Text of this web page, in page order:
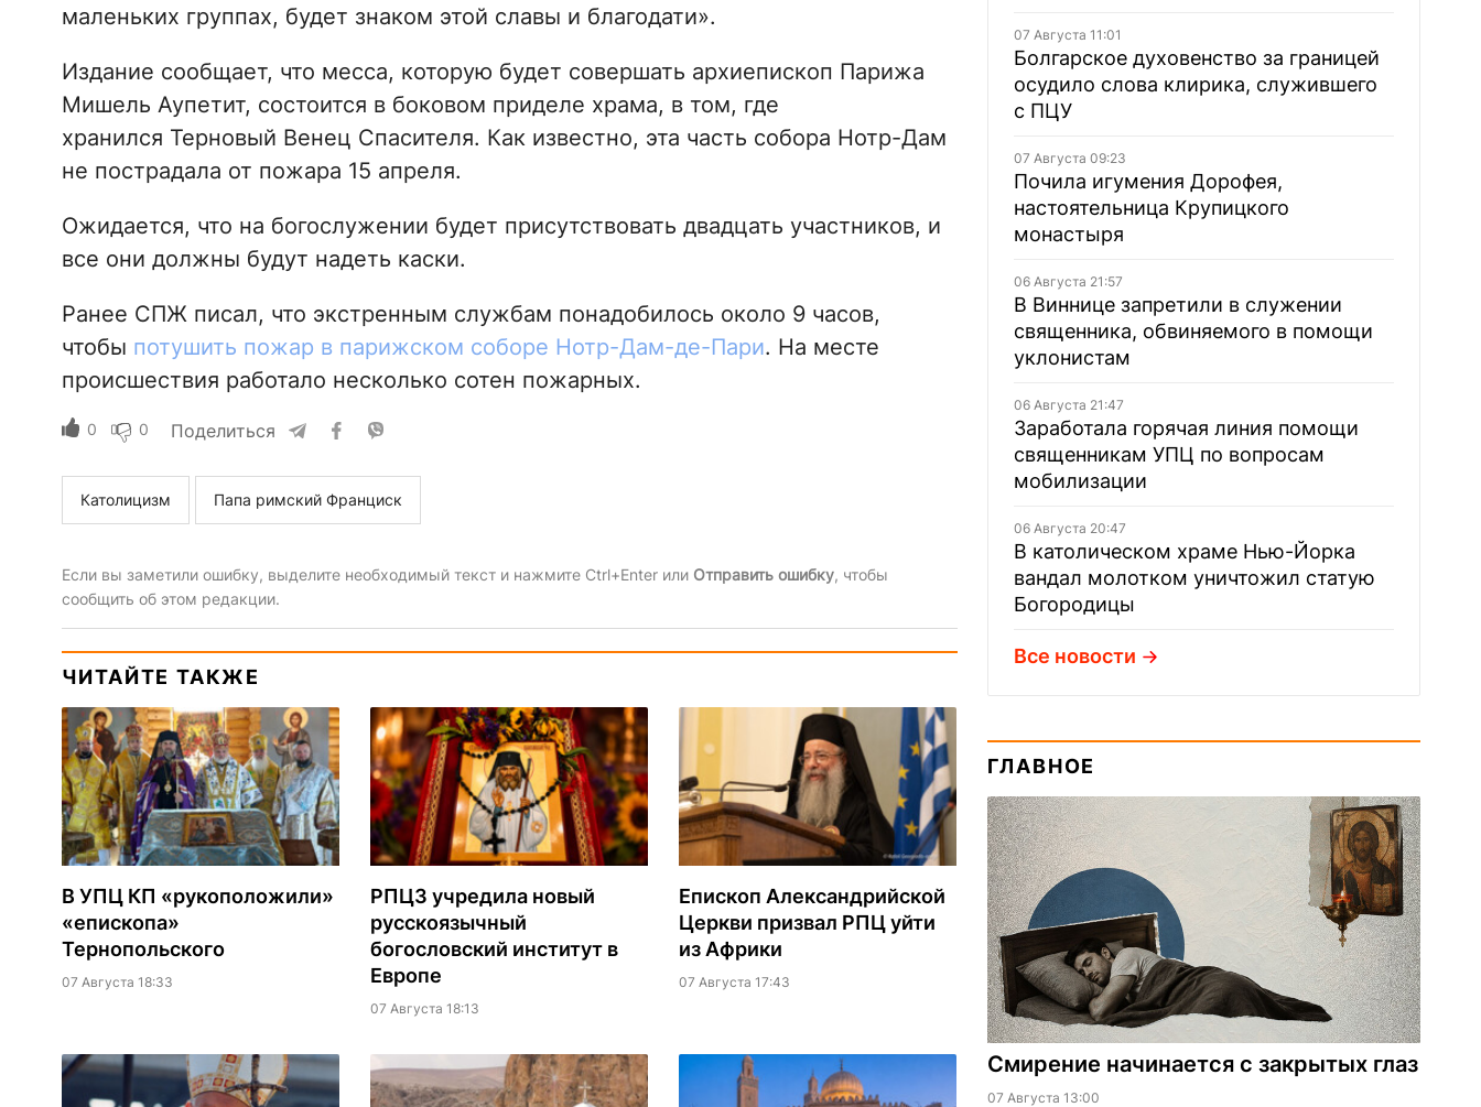
маленьких группах, будет знаком этой славы и благодати».
Издание сообщает, что месса, которую будет совершать архиепископ Парижа
Мишель Аупетит, состоится в боковом приделе храма, в том, где
хранился Терновый Венец Спасителя. Как известно, эта часть собора Нотр-Дам
не пострадала от пожара 15 апреля.
Ожидается, что на богослужении будет присутствовать двадцать участников, и
все они должны будут надеть каски.
Ранее СПЖ писал, что экстренным службам понадобилось около 9 часов,
чтобы потушить пожар в парижском соборе Нотр-Дам-де-Пари. На месте
происшествия работало несколько сотен пожарных.
0 0 Поделиться
Католицизм Папа римский Франциск
Если вы заметили ошибку, выделите необходимый текст и нажмите Ctrl+Enter или Отправить ошибку, чтобы
сообщить об этом редакции.
ЧИТАЙТЕ ТАКЖЕ
В УПЦ КП «рукоположили»
«епископа»
Тернопольского
07 Августа 18:33
РПЦЗ учредила новый
русскоязычный
богословский институт в
Европе
07 Августа 18:13
Епископ Александрийской
Церкви призвал РПЦ уйти
из Африки
07 Августа 17:43
07 Августа 11:01
Болгарское духовенство за границей
осудило слова клирика, служившего
с ПЦУ
07 Августа 09:23
Почила игумения Дорофея,
настоятельница Крупицкого
монастыря
06 Августа 21:57
В Виннице запретили в служении
священника, обвиняемого в помощи
уклонистам
06 Августа 21:47
Заработала горячая линия помощи
священникам УПЦ по вопросам
мобилизации
06 Августа 20:47
В католическом храме Нью-Йорка
вандал молотком уничтожил статую
Богородицы
Все новости
ГЛАВНОЕ
Смирение начинается с закрытых глаз
07 Августа 13:00